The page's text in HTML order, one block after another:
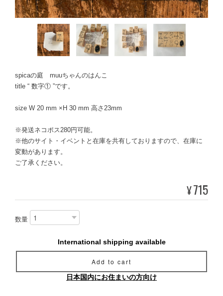
spicaの庭 muuちゃんのはんこ
title “ 数字① ”です。
size W 20 mm ×H 30 mm 高さ23mm
※発送ネコポス280円可能。
※他のサイト・イベントと在庫を共有しておりますので、在庫に
変動があります。
ご了承ください。
¥715
数量
International shipping available
Add to cart
日本国内にお住まいの方向け